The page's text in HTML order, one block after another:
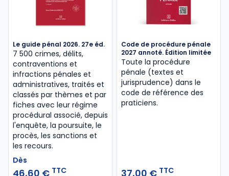
Le guide pénal 2026. 27e éd.
7 500 crimes, délits,
contraventions et
infractions pénales et
administratives, traités et
classés par thèmes et par
fiches avec leur régime
procédural associé, depuis
l'enquête, la poursuite, le
procès, les sanctions et
les recours.
Dès
46,60 € TTC
Code de procédure pénale
2027 annoté. Édition limitée
Toute la procédure
pénale (textes et
jurisprudence) dans le
code de référence des
praticiens.
37,00 € TTC